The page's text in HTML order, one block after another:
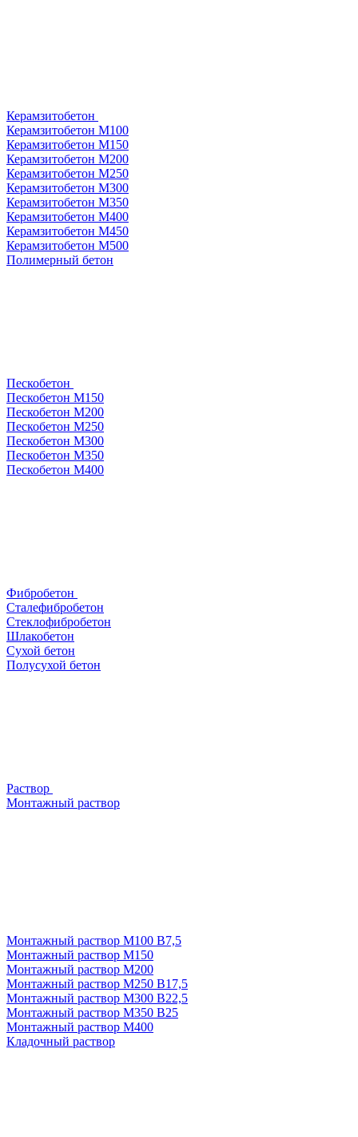
Керамзитобетон
Керамзитобетон М100
Керамзитобетон М150
Керамзитобетон М200
Керамзитобетон М250
Керамзитобетон М300
Керамзитобетон М350
Керамзитобетон М400
Керамзитобетон М450
Керамзитобетон М500
Полимерный бетон
Пескобетон
Пескобетон М150
Пескобетон М200
Пескобетон М250
Пескобетон М300
Пескобетон М350
Пескобетон М400
Фибробетон
Сталефибробетон
Стеклофибробетон
Шлакобетон
Сухой бетон
Полусухой бетон
Раствор
Монтажный раствор
Монтажный раствор М100 В7,5
Монтажный раствор М150
Монтажный раствор М200
Монтажный раствор М250 В17,5
Монтажный раствор М300 В22,5
Монтажный раствор М350 В25
Монтажный раствор М400
Кладочный раствор